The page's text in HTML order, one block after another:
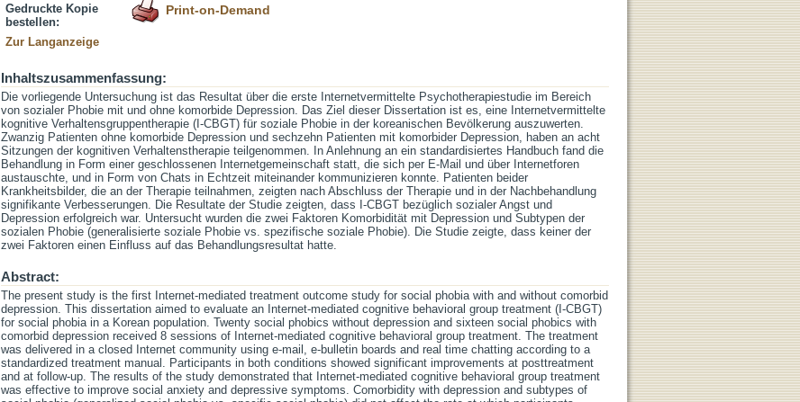
Gedruckte Kopie
bestellen:
Print-on-Demand
Zur Langanzeige
Inhaltszusammenfassung:
Die vorliegende Untersuchung ist das Resultat über die erste Internetvermittelte Psychotherapiestudie im Bereich
von sozialer Phobie mit und ohne komorbide Depression. Das Ziel dieser Dissertation ist es, eine Internetvermittelte
kognitive Verhaltensgruppentherapie (I-CBGT) für soziale Phobie in der koreanischen Bevölkerung auszuwerten.
Zwanzig Patienten ohne komorbide Depression und sechzehn Patienten mit komorbider Depression, haben an acht
Sitzungen der kognitiven Verhaltenstherapie teilgenommen. In Anlehnung an ein standardisiertes Handbuch fand die
Behandlung in Form einer geschlossenen Internetgemeinschaft statt, die sich per E-Mail und über Internetforen
austauschte, und in Form von Chats in Echtzeit miteinander kommunizieren konnte. Patienten beider
Krankheitsbilder, die an der Therapie teilnahmen, zeigten nach Abschluss der Therapie und in der Nachbehandlung
signifikante Verbesserungen. Die Resultate der Studie zeigten, dass I-CBGT bezüglich sozialer Angst und
Depression erfolgreich war. Untersucht wurden die zwei Faktoren Komorbidität mit Depression und Subtypen der
sozialen Phobie (generalisierte soziale Phobie vs. spezifische soziale Phobie). Die Studie zeigte, dass keiner der
zwei Faktoren einen Einfluss auf das Behandlungsresultat hatte.
Abstract:
The present study is the first Internet-mediated treatment outcome study for social phobia with and without comorbid
depression. This dissertation aimed to evaluate an Internet-mediated cognitive behavioral group treatment (I-CBGT)
for social phobia in a Korean population. Twenty social phobics without depression and sixteen social phobics with
comorbid depression received 8 sessions of Internet-mediated cognitive behavioral group treatment. The treatment
was delivered in a closed Internet community using e-mail, e-bulletin boards and real time chatting according to a
standardized treatment manual. Participants in both conditions showed significant improvements at posttreatment
and at follow-up. The results of the study demonstrated that Internet-mediated cognitive behavioral group treatment
was effective to improve social anxiety and depressive symptoms. Comorbidity with depression and subtypes of